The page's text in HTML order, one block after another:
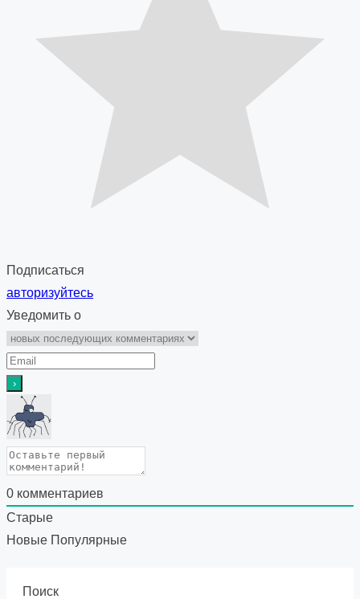
Подписаться
авторизуйтесь
Уведомить о
0 комментариев
Старые
Новые Популярные
Поиск